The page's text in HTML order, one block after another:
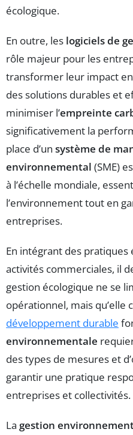
écologique.
En outre, les logiciels de
rôle majeur pour les
transformer leur impact
des solutions durables et
minimiser l’empreinte
significativement la
place d’un système de
environnemental (SME)
à l’échelle mondiale,
l’environnement tout en
entreprises.
En intégrant des pratiques
activités commerciales, il
gestion écologique ne se
opérationnel, mais qu’elle
développement durable
environnementale
des types de mesures et
garantir une pratique
entreprises et collectivités.
La gestion